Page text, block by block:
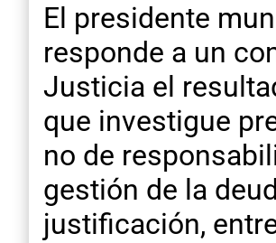
El presidente
responde a un
Justicia el
que investigue
no de
gestión de la
justificación,